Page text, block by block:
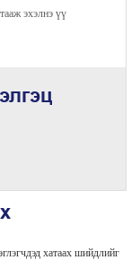
эхэлнэ үү
хатаах шийдлийг